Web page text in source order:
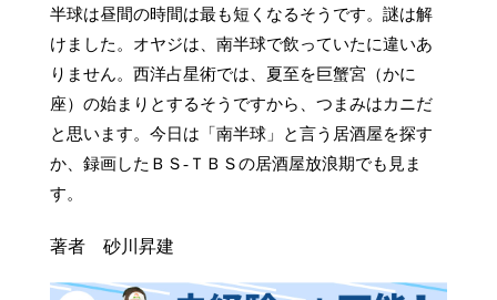
半球は昼間の時間は最も短くなるそうです。謎は解
けました。オヤジは、南半球で飲っていたに違いあ
りません。西洋占星術では、夏至を巨蟹宮（かに
座）の始まりとするそうですから、つまみはカニだ
と思います。今日は「南半球」と言う居酒屋を探す
か、録画したＢＳ-ＴＢＳの居酒屋放浪期でも見ま
す。
著者 砂川昇建